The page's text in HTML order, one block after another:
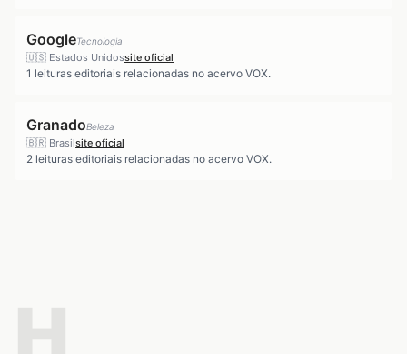
GoogleTecnologia
🇺🇸 Estados Unidossite oficial
1 leituras editoriais relacionadas no acervo VOX.
GranadoBeleza
🇧🇷 Brasilsite oficial
2 leituras editoriais relacionadas no acervo VOX.